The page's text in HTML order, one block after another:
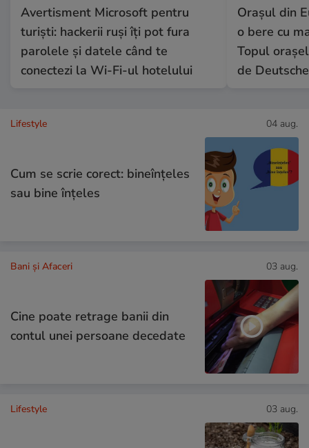
Avertisment Microsoft pentru
turiști: hackerii ruși îți pot fura
parolele și datele când te
conectezi la Wi-Fi-ul hotelului
Orașul din
o bere cu
Topul
de
Lifestyle 04 aug.
Cum se scrie corect: bineînțeles
sau bine înțeles
Bani și Afaceri 03 aug.
Cine poate retrage banii din
contul unei persoane decedate
Lifestyle 03 aug.